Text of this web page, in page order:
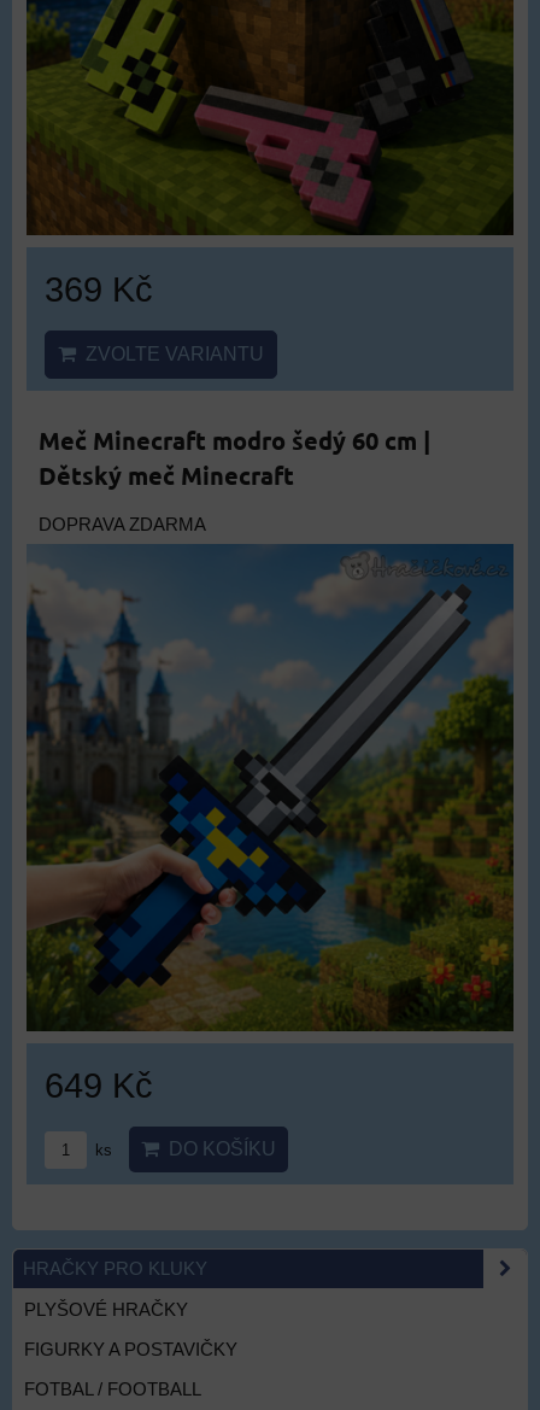
369 Kč
ZVOLTE VARIANTU
Meč Minecraft modro šedý 60 cm |
Dětský meč Minecraft
DOPRAVA ZDARMA
649 Kč
ks DO KOŠÍKU
HRAČKY PRO KLUKY
PLYŠOVÉ HRAČKY
FIGURKY A POSTAVIČKY
FOTBAL / FOOTBALL